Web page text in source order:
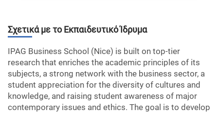
Σχετικά με το Εκπαιδευτικό Ίδρυμα
IPAG Business School (Nice) is built on top-tier
research that enriches the academic principles of its
subjects, a strong network with the business sector, a
student appreciation for the diversity of cultures and
knowledge, and raising student awareness of major
contemporary issues and ethics. The goal is to develop